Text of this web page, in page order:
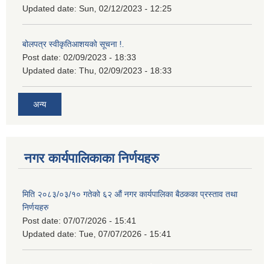
Updated date: Sun, 02/12/2023 - 12:25
बोलपत्र स्वीकृतिआशयको सूचना !.
Post date: 02/09/2023 - 18:33
Updated date: Thu, 02/09/2023 - 18:33
अन्य
नगर कार्यपालिकाका निर्णयहरु
मिति २०८३/०३/१० गतेको ६२ औं नगर कार्यपालिका बैठकका प्रस्ताव तथा
निर्णयहरु
Post date: 07/07/2026 - 15:41
Updated date: Tue, 07/07/2026 - 15:41